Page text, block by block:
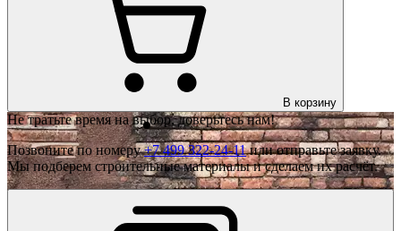
В корзину
Не тратьте время на выбор, доверьтесь нам!
Позвоните по номеру+7 499 322-24-11или отправьте заявку.
Мы подберем строительные материалы и сделаем их расчёт.